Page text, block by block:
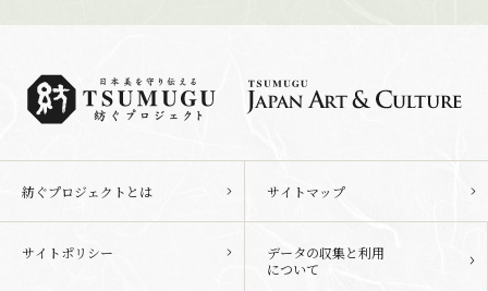
紡ぐプロジェクトとは サイトマップ
サイトポリシー
データの収集と利用
について